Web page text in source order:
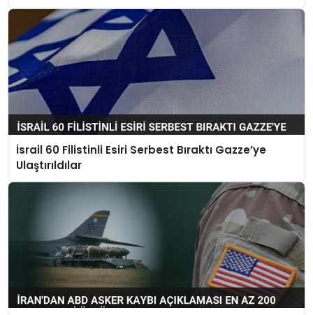
İsrail 60 Filistinli Esiri Serbest Bıraktı Gazze’ye
Ulaştırıldılar